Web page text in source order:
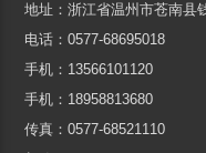
地址：浙江省温州市苍南县
电话：0577-68695018
手机：13566101120
手机：18958813680
传真：0577-68521110